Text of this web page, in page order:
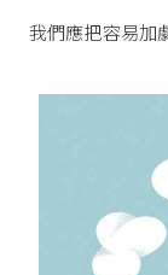
我們應把容易加